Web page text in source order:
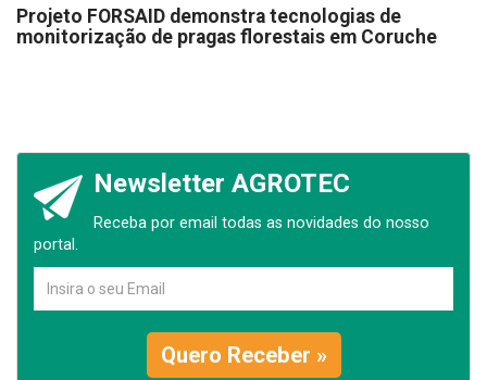
Projeto FORSAID demonstra tecnologias de
monitorização de pragas florestais em Coruche
Newsletter AGROTEC
Receba por email todas as novidades do nosso
portal.
Quero Receber »